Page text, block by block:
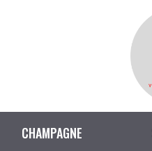
CHAMPAGNE